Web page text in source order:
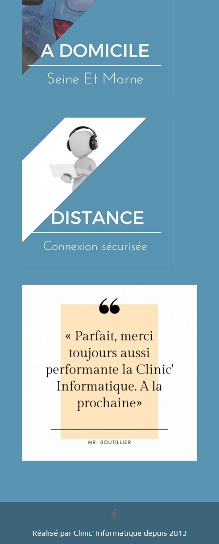
Réalisé par Clinic' Informatique depuis 2013